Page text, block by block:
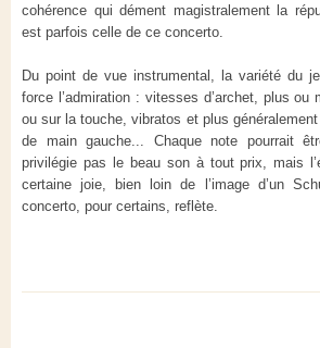
cohérence qui dément magistralement la
est parfois celle de ce concerto.
Du point de vue instrumental, la variété du
force l’admiration : vitesses d’archet, plus ou
ou sur la touche, vibratos et plus
de main gauche... Chaque note pourrait
privilégie pas le beau son à tout prix, mais
certaine joie, bien loin de l’image d’un
concerto, pour certains, reflète.